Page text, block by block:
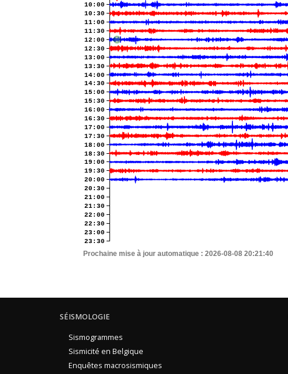
10:00
10:30
11:00
11:30
12:00
12:30
13:00
13:30
14:00
14:30
15:00
15:30
16:00
16:30
17:00
17:30
18:00
18:30
19:00
19:30
20:00
20:30
21:00
21:30
22:00
22:30
23:00
23:30
Prochaine mise à jour automatique : 2026-08-08 20:21:40
SÉISMOLOGIE
Sismogrammes
Sismicité en Belgique
Enquêtes macrosismiques